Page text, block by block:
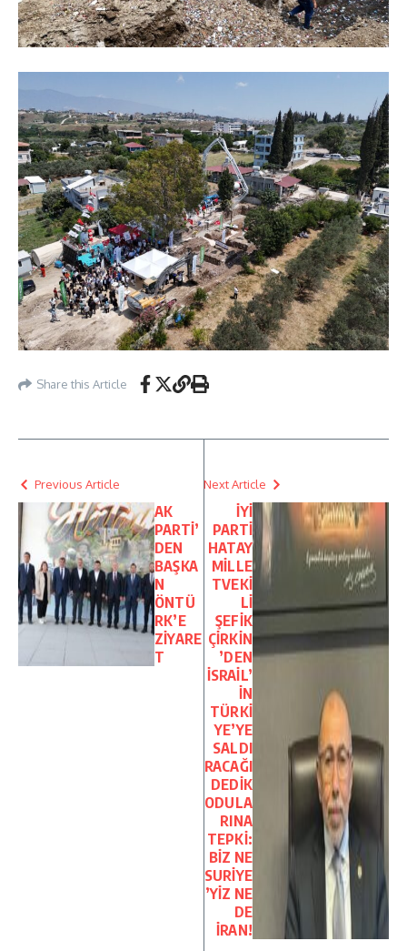
Share this Article
Previous Article
AK
PARTİ’
DEN
BAŞKA
N
ÖNTÜ
RK’E
ZİYARE
T
Next Article
İYİ
PARTİ
HATAY
MİLLE
TVEKİ
Lİ
ŞEFİK
ÇİRKİN
’DEN
İSRAİL’
İN
TÜRKİ
YE’YE
SALDI
RACAĞI
DEDİK
ODULA
RINA
TEPKİ:
BİZ NE
SURİYE
’YİZ NE
DE
İRAN!